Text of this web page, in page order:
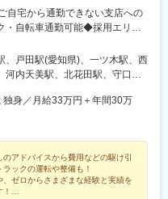
富田駅、平田駅(高知県)、多ノ
、伴中央駅、広島港・宇品
福山駅、木次駅、遙堪駅、乃木
駅、高野駅、厚東駅、長府
陽駅、萩駅、鳥取駅、三本松口
赤間駅、巻向駅、甘木駅(西鉄
塚駅(福岡県)、雑餉隈駅、吉塚
後豊岡駅、鶴崎駅、東中津
駅、三角駅、草道駅、志布志
嶺駅、てだこ浦西駅、南方駅
駅、倶知安駅、岩見沢駅、新富
道)、環状通東駅、南郷１３丁
自宅から通勤できない支店への
自転車通勤可能◆採用エリア
(南区/名東区/中川区)、刈谷市、
県（四日市市）＜関東地区
田区）・神奈川県（横浜市、
・浜松市、静岡市＜関西地区
、松原市、交野市）・兵庫県
（福岡市、北九州市、太宰府
）※受動喫煙防止対策あり
、戸田駅(愛知県)、一ツ木駅、西
河内天美駅、北花田駅、守口
大鳥居駅、長津田駅、武蔵新城
、南古谷駅、千葉寺駅、柏の
霞ケ浦駅、上安駅
身／月給33万円＋年間30万
アドバイスから費用などの駆け引
ックの運転や整備も！
、ゼロからさまざまな経験と実績を